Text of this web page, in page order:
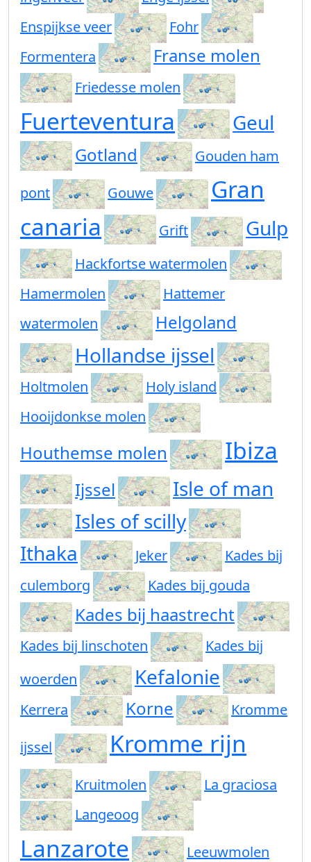
Enspijkse veer
Fohr
Formentera
Franse molen
Friedesse molen
Fuerteventura Geul
Gotland
Gouden ham
pont
Gouwe
Gran
canaria
Grift Gulp
Hackfortse watermolen
Hamermolen
Hattemer
watermolen
Helgoland
Hollandse ijssel
Holtmolen
Holy island
Hooijdonkse molen
Houthemse molen Ibiza
Ijssel
Isle of man
Isles of scilly
Ithaka
Jeker
Kades bij
culemborg
Kades bij gouda
Kades bij haastrecht
Kades bij linschoten
Kades bij
woerden
Kefalonie
Kerrera Korne Kromme
ijssel Kromme rijn
Kruitmolen
La graciosa
Langeoog
Lanzarote Leeuwmolen